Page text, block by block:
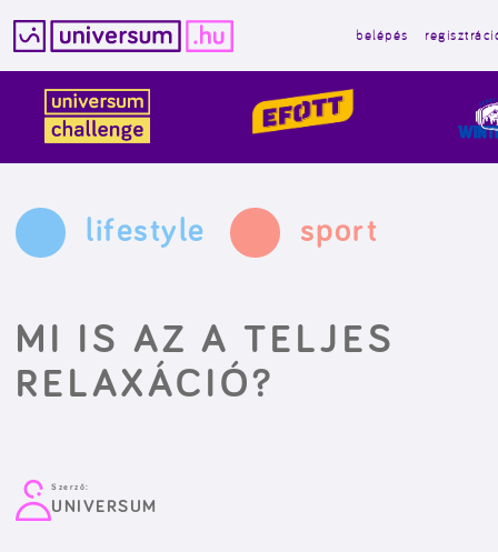
tartalomba
belépés
lifestyle sport
MI IS AZ A TELJES
RELAXÁCIÓ?
Szerző:
UNIVERSUM